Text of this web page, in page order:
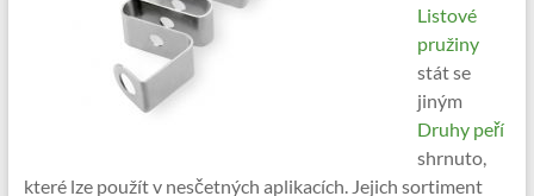
Listové
pružiny
stát se
jiným
Druhy peří
shrnuto,
které lze použít v nesčetných aplikacích. Jejich sortiment